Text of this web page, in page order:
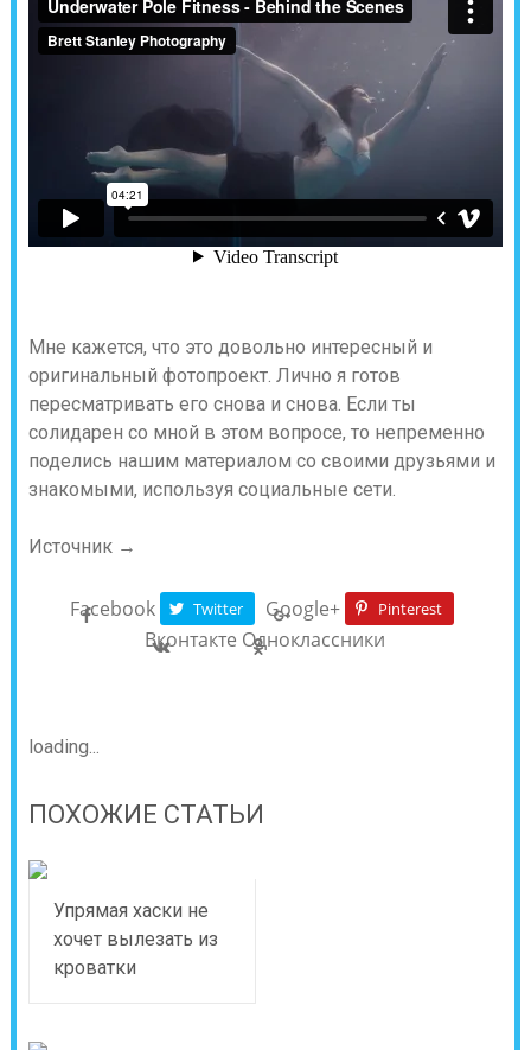
Мне кажется, что это довольно интересный и
оригинальный фотопроект. Лично я готов
пересматривать его снова и снова. Если ты
солидарен со мной в этом вопросе, то непременно
поделись нашим материалом со своими друзьями и
знакомыми, используя социальные сети.
Источник →
Facebook Twitter Google+ Pinterest
Вконтакте Одноклассники
loading...
ПОХОЖИЕ СТАТЬИ
Упрямая хаски не
хочет вылезать из
кроватки